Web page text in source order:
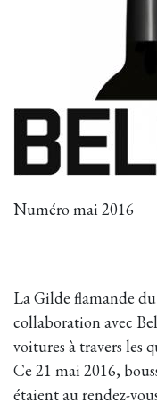
Numéro mai 2016
La Gilde flamande
collaboration avec
voitures à travers les
Ce 21 mai 2016,
étaient au rendez-